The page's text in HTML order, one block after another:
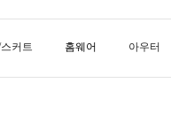
커트 홈웨어 아우터